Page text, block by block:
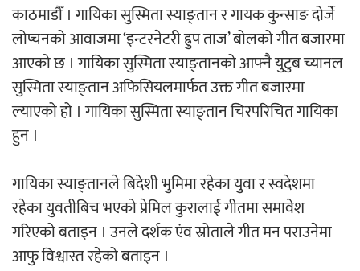
‘ईयुमा डट कम’ले बुधबारदेखि आफ्नो
औपचारिक सेवा सञ्चालनमा
हलमा छैन ‘गौँथली’को टिकट
काठमाडौँ । गायिका सुस्मिता स्याङ्तान र गायक कुन्साङ दोर्जे
लोप्चनको आवाजमा ‘इन्टरनेटरी ह्रुप ताज’ बोलको गीत बजारमा
आएको छ । गायिका सुस्मिता स्याङ्तानको आफ्नै युटुब च्यानल
सुस्मिता स्याङ्तान अफिसियलमार्फत उक्त गीत बजारमा
ल्याएको हो । गायिका सुस्मिता स्याङ्तान चिरपरिचित गायिका
हुन ।
गायिका स्याङ्तानले बिदेशी भुमिमा रहेका युवा र स्वदेशमा
रहेका युवतीबिच भएको प्रेमिल कुरालाई गीतमा समावेश
गरिएको बताइन । उनले दर्शक एंव स्रोताले गीत मन पराउनेमा
आफु विश्वास्त रहेको बताइन ।